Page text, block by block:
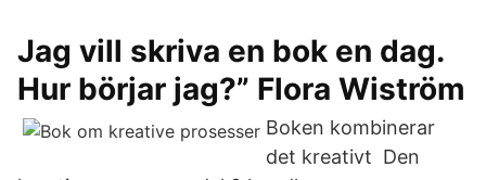
Jag vill skriva en bok en dag.
Hur börjar jag?” Flora Wiström
Boken kombinerar
det kreativt Den